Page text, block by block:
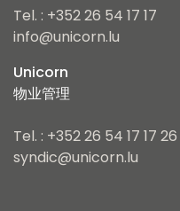
Tel. : +352 26 54 17 17
info@unicorn.lu
Unicorn
物业管理
Tel. : +352 26 54 17 17 26
syndic@unicorn.lu